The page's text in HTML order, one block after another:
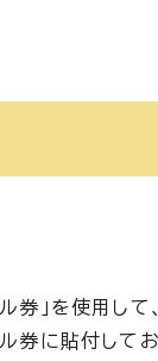
」を使用して
券に貼付して